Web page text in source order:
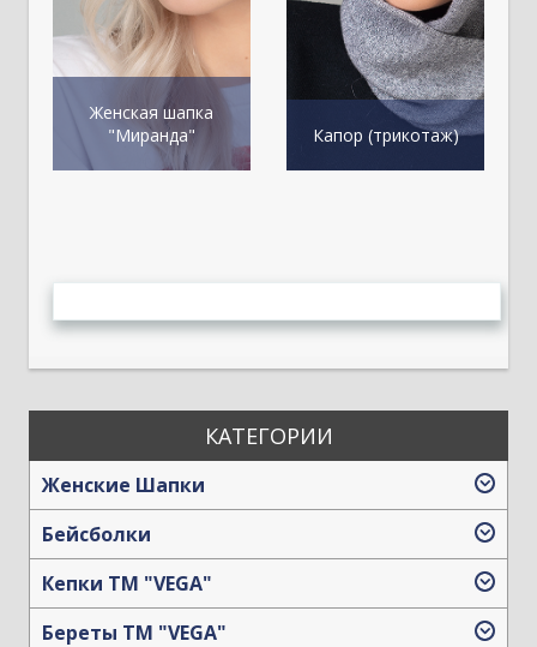
Женская шапка
"Миранда"
Капор (трикотаж)
КАТЕГОРИИ
Женские Шапки
Бейсболки
Кепки TM "VEGA"
Береты TM "VEGA"